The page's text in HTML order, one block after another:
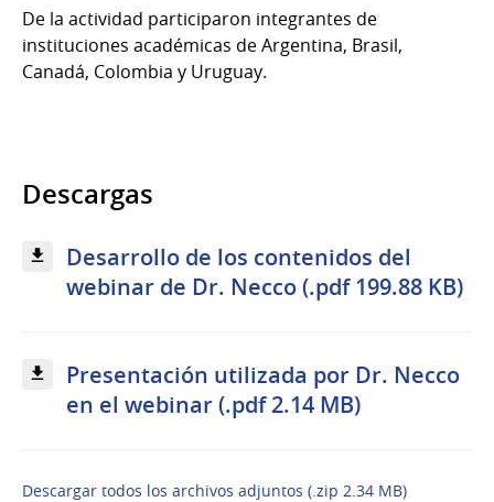
De la actividad participaron integrantes de
instituciones académicas de Argentina, Brasil,
Canadá, Colombia y Uruguay.
Descargas
Desarrollo de los contenidos del
webinar de Dr. Necco (.pdf 199.88 KB)
Presentación utilizada por Dr. Necco
en el webinar (.pdf 2.14 MB)
Descargar todos los archivos adjuntos (.zip 2.34 MB)